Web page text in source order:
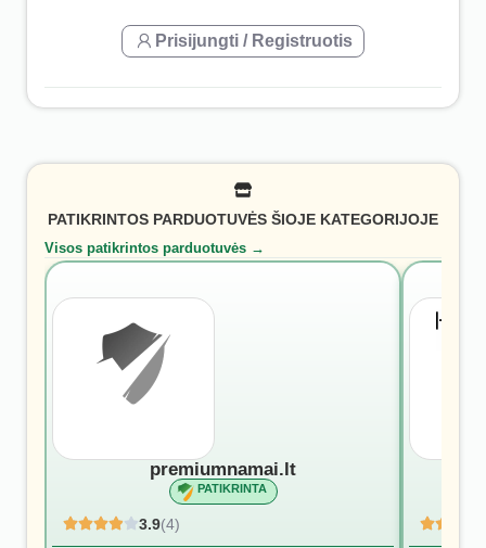
Prisijungti / Registruotis
PATIKRINTOS PARDUOTUVĖS ŠIOJE KATEGORIJOJE
Visos patikrintos parduotuvės →
premiumnamai.lt
PATIKRINTA
3.9(4)